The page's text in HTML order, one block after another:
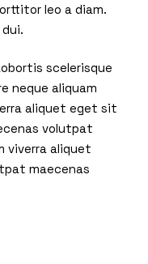
leo a diam.
scelerisque
neque aliquam
aliquet eget sit
volutpat
viverra aliquet
maecenas